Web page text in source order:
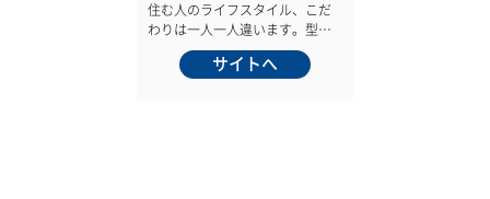
住む人のライフスタイル、こだ
わりは一人一人違います。型の
決まった家にご家族をあてはめ
るのではなく、ご家族に合わせ
サイトへ